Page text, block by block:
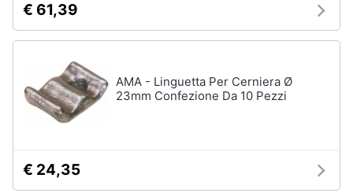
Festività
e
ricorrenze
Promozioni
Assistenza
€ 61,39
AMA - Linguetta Per Cerniera Ø
23mm Confezione Da 10 Pezzi
€ 24,35